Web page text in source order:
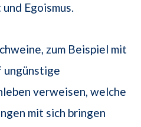
Egoismus.
zum Beispiel mit
ungünstige
verweisen, welche
mit sich bringen